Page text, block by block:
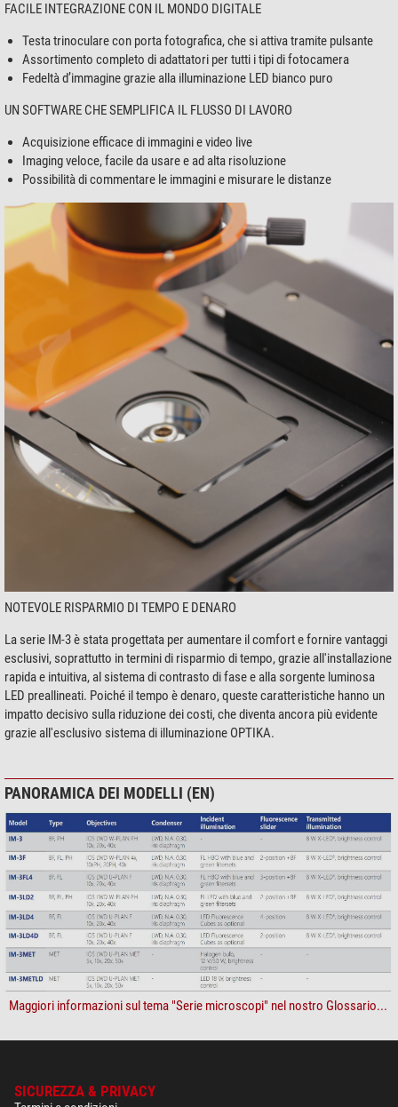
FACILE INTEGRAZIONE CON IL MONDO DIGITALE
Testa trinoculare con porta fotografica, che si attiva tramite pulsante
Assortimento completo di adattatori per tutti i tipi di fotocamera
Fedeltà d’immagine grazie alla illuminazione LED bianco puro
UN SOFTWARE CHE SEMPLIFICA IL FLUSSO DI LAVORO
Acquisizione efficace di immagini e video live
Imaging veloce, facile da usare e ad alta risoluzione
Possibilità di commentare le immagini e misurare le distanze
NOTEVOLE RISPARMIO DI TEMPO E DENARO
La serie IM-3 è stata progettata per aumentare il comfort e fornire vantaggi
esclusivi, soprattutto in termini di risparmio di tempo, grazie all'installazione
rapida e intuitiva, al sistema di contrasto di fase e alla sorgente luminosa
LED preallineati. Poiché il tempo è denaro, queste caratteristiche hanno un
impatto decisivo sulla riduzione dei costi, che diventa ancora più evidente
grazie all'esclusivo sistema di illuminazione OPTIKA.
PANORAMICA DEI MODELLI (EN)
Maggiori informazioni sul tema "Serie microscopi" nel nostro Glossario...
SICUREZZA & PRIVACY